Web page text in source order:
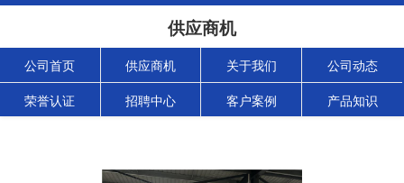
供应商机
公司首页 供应商机 关于我们 公司动态
荣誉认证 招聘中心 客户案例 产品知识